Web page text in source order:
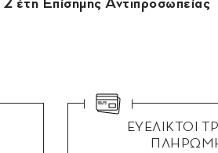
ΕΥΕΛΙΚΤΟΙ